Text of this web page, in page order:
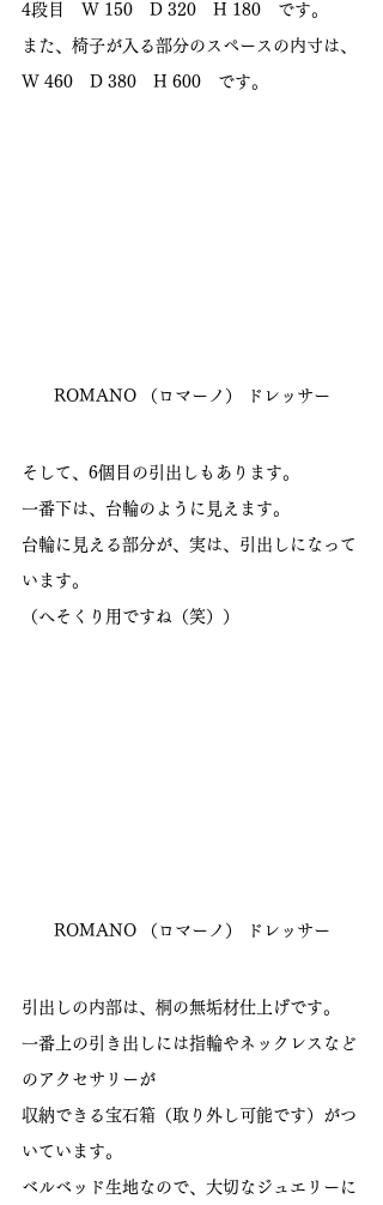
4段目　W 150　D 320　H 180　です。
また、椅子が入る部分のスペースの内寸は、
W 460　D 380　H 600　です。
ROMANO （ロマーノ） ドレッサー
そして、6個目の引出しもあります。
一番下は、台輪のように見えます。
台輪に見える部分が、実は、引出しになって
います。
（へそくり用ですね（笑））
ROMANO （ロマーノ） ドレッサー
引出しの内部は、桐の無垢材仕上げです。
一番上の引き出しには指輪やネックレスなど
のアクセサリーが
収納できる宝石箱（取り外し可能です）がつ
いています。
ベルベッド生地なので、大切なジュエリーに